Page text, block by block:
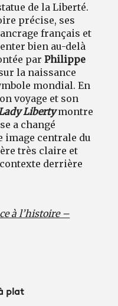
de la Liberté.
précise, ses
français et
bien au-delà
parPhilippe
la naissance
mondial. En
voyage et son
Lady Libertymontre
a changé
image centrale du
très claire et
derrière
à l’histoire –
plat